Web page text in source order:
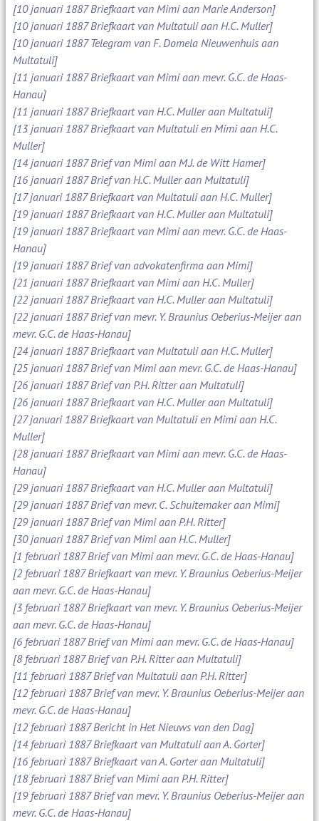
[10 januari 1887 Briefkaart van Mimi aan Marie Anderson]
[10 januari 1887 Briefkaart van Multatuli aan H.C. Muller]
[10 januari 1887 Telegram van F. Domela Nieuwenhuis aan
Multatuli]
[11 januari 1887 Briefkaart van Mimi aan mevr. G.C. de Haas-
Hanau]
[11 januari 1887 Briefkaart van H.C. Muller aan Multatuli]
[13 januari 1887 Briefkaart van Multatuli en Mimi aan H.C.
Muller]
[14 januari 1887 Brief van Mimi aan M.J. de Witt Hamer]
[16 januari 1887 Brief van H.C. Muller aan Multatuli]
[17 januari 1887 Briefkaart van Multatuli aan H.C. Muller]
[19 januari 1887 Briefkaart van H.C. Muller aan Multatuli]
[19 januari 1887 Briefkaart van Mimi aan mevr. G.C. de Haas-
Hanau]
[19 januari 1887 Brief van advokatenfirma aan Mimi]
[21 januari 1887 Briefkaart van Mimi aan H.C. Muller]
[22 januari 1887 Briefkaart van H.C. Muller aan Multatuli]
[22 januari 1887 Brief van mevr. Y. Braunius Oeberius-Meijer aan
mevr. G.C. de Haas-Hanau]
[24 januari 1887 Briefkaart van Multatuli aan H.C. Muller]
[25 januari 1887 Brief van Mimi aan mevr. G.C. de Haas-Hanau]
[26 januari 1887 Brief van P.H. Ritter aan Multatuli]
[26 januari 1887 Briefkaart van H.C. Muller aan Multatuli]
[27 januari 1887 Briefkaart van Multatuli en Mimi aan H.C.
Muller]
[28 januari 1887 Briefkaart van Mimi aan mevr. G.C. de Haas-
Hanau]
[29 januari 1887 Briefkaart van H.C. Muller aan Multatuli]
[29 januari 1887 Brief van mevr. C. Schuitemaker aan Mimi]
[29 januari 1887 Brief van Mimi aan P.H. Ritter]
[30 januari 1887 Brief van Mimi aan H.C. Muller]
[1 februari 1887 Brief van Mimi aan mevr. G.C. de Haas-Hanau]
[2 februari 1887 Briefkaart van mevr. Y. Braunius Oeberius-Meijer
aan mevr. G.C. de Haas-Hanau]
[3 februari 1887 Briefkaart van mevr. Y. Braunius Oeberius-Meijer
aan mevr. G.C. de Haas-Hanau]
[6 februari 1887 Brief van Mimi aan mevr. G.C. de Haas-Hanau]
[8 februari 1887 Brief van P.H. Ritter aan Multatuli]
[11 februari 1887 Brief van Multatuli aan P.H. Ritter]
[12 februari 1887 Brief van mevr. Y. Braunius Oeberius-Meijer aan
mevr. G.C. de Haas-Hanau]
[12 februari 1887 Bericht in Het Nieuws van den Dag]
[14 februari 1887 Briefkaart van Multatuli aan A. Gorter]
[16 februari 1887 Briefkaart van A. Gorter aan Multatuli]
[18 februari 1887 Brief van Mimi aan P.H. Ritter]
[19 februari 1887 Brief van mevr. Y. Braunius Oeberius-Meijer aan
mevr. G.C. de Haas-Hanau]